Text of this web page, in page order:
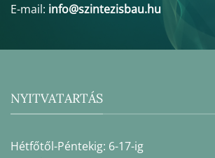
E-mail: info@szintezisbau.hu
NYITVATARTÁS
Hétfőtől-Péntekig: 6-17-ig